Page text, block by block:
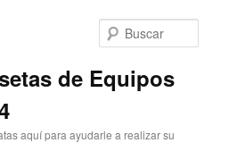
de Equipos
aquí para ayudarle a realizar su